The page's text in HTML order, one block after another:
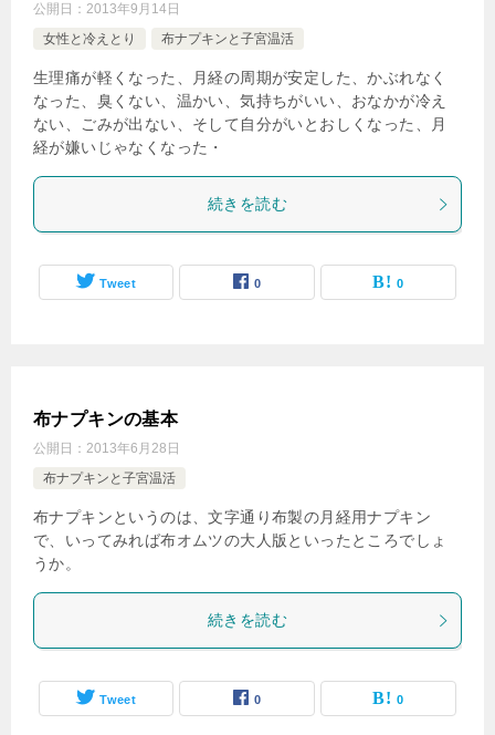
公開日： 2013年9月14日
女性と冷えとり
布ナプキンと子宮温活
生理痛が軽くなった、月経の周期が安定した、かぶれなく
なった、臭くない、温かい、気持ちがいい、おなかが冷え
ない、ごみが出ない、そして自分がいとおしくなった、月
経が嫌いじゃなくなった・
続きを読む
Tweet 0 0
布ナプキンの基本
公開日： 2013年6月28日
布ナプキンと子宮温活
布ナプキンというのは、文字通り布製の月経用ナプキン
で、いってみれば布オムツの大人版といったところでしょ
うか。
続きを読む
Tweet 0 0